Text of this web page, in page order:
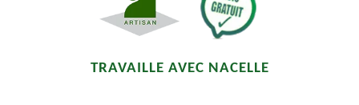
TRAVAILLE AVEC NACELLE